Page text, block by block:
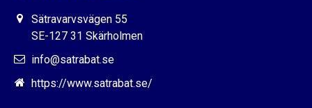
Sätravarvsvägen 55
SE-127 31 Skärholmen
info@satrabat.se
https://www.satrabat.se/